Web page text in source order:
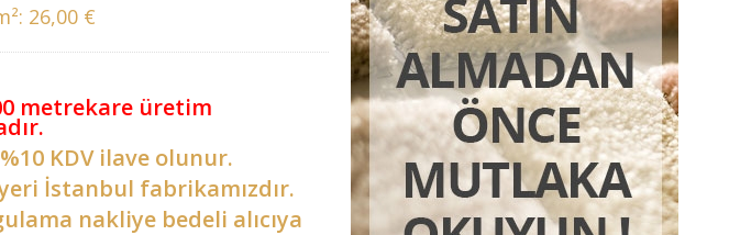
26,00 €
metrekare üretim
KDV ilave olunur.
İstanbul fabrikamızdır.
nakliye bedeli alıcıya